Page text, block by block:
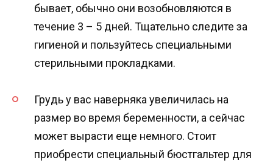
бывает, обычно они возобновляются в
течение 3 – 5 дней. Тщательно следите за
гигиеной и пользуйтесь специальными
стерильными прокладками.
Грудь у вас наверняка увеличилась на
размер во время беременности, а сейчас
может вырасти еще немного. Стоит
приобрести специальный бюстгальтер для